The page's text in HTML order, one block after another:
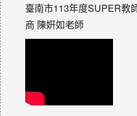
臺南市113年度SUPER教
商 陳姸如老師